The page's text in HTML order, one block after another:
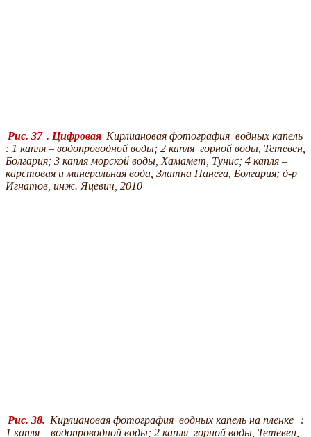
Рис. 37 . Цифровая Кирлиановая фотография водных капель
: 1 капля – водопроводной воды; 2 капля горной воды, Тетевен,
Болгария; 3 капля морской воды, Хамамет, Тунис; 4 капля –
карстовая и минеральная вода, Златна Панега, Болгария; д-р
Игнатов, инж. Яцевич, 2010
Рис. 38. Кирлиановая фотография водных капель на пленке
:
1 капля – водопроводной воды; 2 капля горной воды, Тетевен,